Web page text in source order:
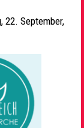
22. September,